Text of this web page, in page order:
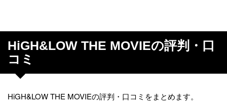
HiGH&LOW THE MOVIEの評判・口
コミ
HiGH&LOW THE MOVIEの評判・口コミをまとめます。